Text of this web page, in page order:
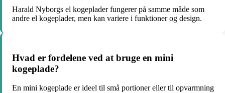
Harald Nyborgs el kogeplader fungerer på samme måde som
andre el kogeplader, men kan variere i funktioner og design.
Hvad er fordelene ved at bruge en mini
kogeplade?
En mini kogeplade er ideel til små portioner eller til opvarmning